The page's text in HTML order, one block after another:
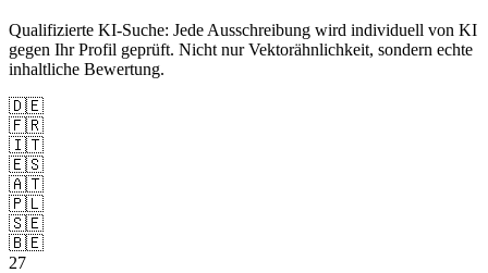
Qualifizierte KI-Suche: Jede Ausschreibung wird individuell von KI
gegen Ihr Profil geprüft. Nicht nur Vektorähnlichkeit, sondern echte
inhaltliche Bewertung.
🇩🇪
🇫🇷
🇮🇹
🇪🇸
🇦🇹
🇵🇱
🇸🇪
🇧🇪
27